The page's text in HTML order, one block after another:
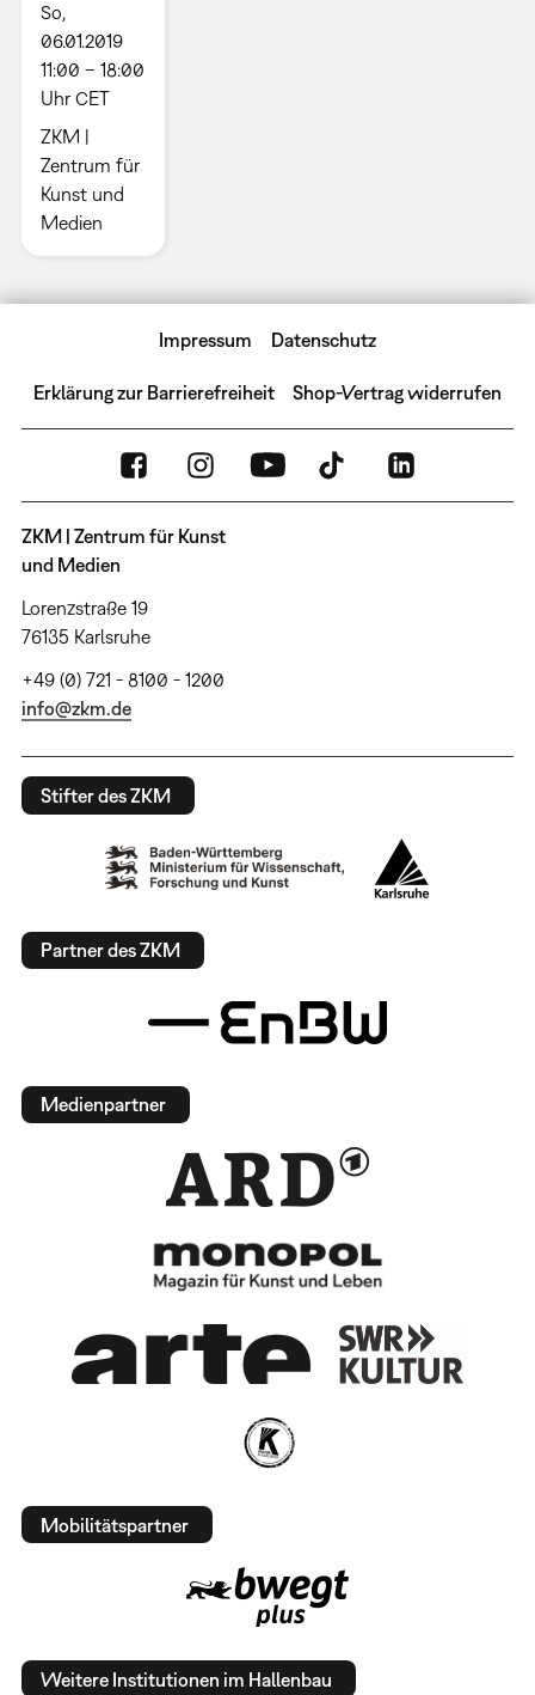
So,
06.01.2019
11:00 – 18:00
Uhr CET
ZKM |
Zentrum für
Kunst und
Medien
Impressum Datenschutz
Erklärung zur Barrierefreiheit Shop-Vertrag widerrufen
ZKM | Zentrum für Kunst
und Medien
Lorenzstraße 19
76135 Karlsruhe
+49 (0) 721 - 8100 - 1200
info@zkm.de
Stifter des ZKM
Partner des ZKM
Medienpartner
Mobilitätspartner
Weitere Institutionen im Hallenbau